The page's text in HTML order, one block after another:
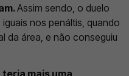
Assim sendo, o duelo
nos penáltis, quando
da área, e não conseguiu